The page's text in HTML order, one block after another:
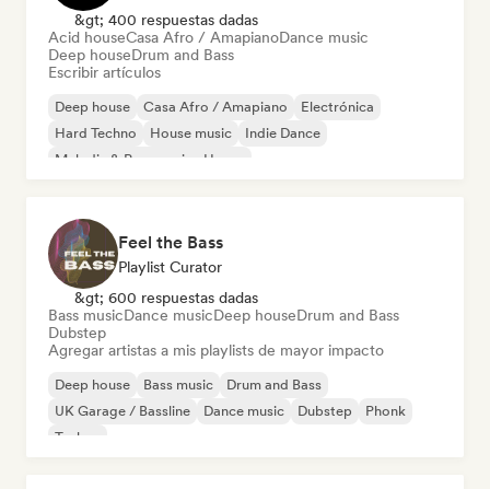
&gt; 400 respuestas dadas
Acid houseCasa Afro / AmapianoDance music
Deep houseDrum and Bass
Escribir artículos
Deep house Casa Afro / Amapiano
Electrónica
Hard Techno
House music
Indie Dance
Melodic & Progressive House
Feel the Bass
Playlist Curator
&gt; 600 respuestas dadas
Bass musicDance musicDeep houseDrum and Bass
Dubstep
Agregar artistas a mis playlists de mayor impacto
Deep house Bass music
Drum and Bass
UK Garage / Bassline
Dance music Dubstep
Phonk
Techno